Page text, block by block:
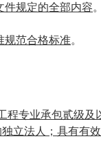
件规定的全部内容。
规范合格标准。
程专业承包贰级
立法人；具有有